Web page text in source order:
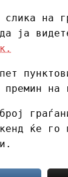
слика на
ја
на
ќе го